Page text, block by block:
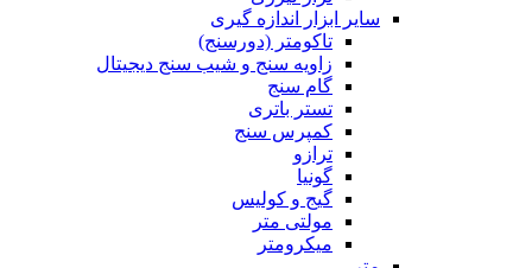
سایر ابزار اندازه گیری
تاکومتر (دورسنج)
زاویه سنج و شیب سنج دیجیتال
گام سنج
تستر باتری
کمپرس سنج
ترازو
گونیا
گیج و کولیس
مولتی متر
میکرومتر